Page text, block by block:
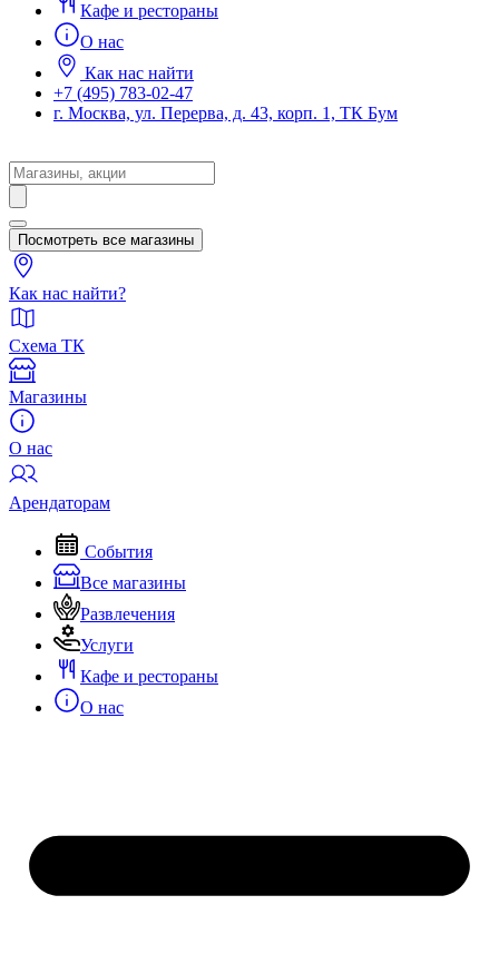
Кафе и рестораны
О нас
Как нас найти
+7 (495) 783-02-47
г. Москва, ул. Перерва, д. 43, корп. 1, ТК Бум
Search
...
Посмотреть все магазины
Как нас найти?
Схема ТК
Магазины
О нас
Арендаторам
События
Все магазины
Развлечения
Услуги
Кафе и рестораны
О нас